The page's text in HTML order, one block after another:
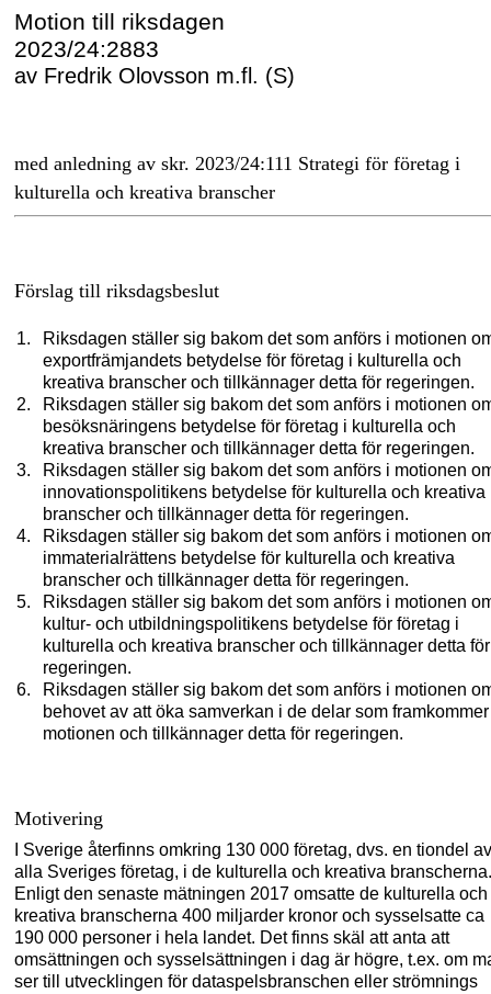
Motion till riksdagen
2023/24:2883
av Fredrik Olovsson m.fl. (S)
med anledning av skr. 2023/24:111 Strategi för företag i
kulturella och kreativa branscher
Förslag till riksdagsbeslut
Riksdagen ställer sig bakom det som anförs i motionen
exportfrämjandets betydelse för företag i kulturella och
kreativa branscher och tillkännager detta för regeringen.
Riksdagen ställer sig bakom det som anförs i motionen
besöksnäringens betydelse för företag i kulturella och
kreativa branscher och tillkännager detta för regeringen.
Riksdagen ställer sig bakom det som anförs i motionen
innovationspolitikens betydelse för kulturella och kreativa
branscher och tillkännager detta för regeringen.
Riksdagen ställer sig bakom det som anförs i motionen
immaterialrättens betydelse för kulturella och kreativa
branscher och tillkännager detta för regeringen.
Riksdagen ställer sig bakom det som anförs i motionen
kultur- och utbildningspolitikens betydelse för företag i
kulturella och kreativa branscher och tillkännager detta för
regeringen.
Riksdagen ställer sig bakom det som anförs i motionen
behovet av att öka samverkan i de delar som
motionen och tillkännager detta för regeringen.
Motivering
I Sverige återfinns omkring 130 000 företag, dvs. en tiondel av
alla Sveriges företag, i de kulturella och kreativa branscherna.
Enligt den senaste mätningen 2017 omsatte de kulturella och
kreativa branscherna 400 miljarder kronor och sysselsatte ca
190 000 personer i hela landet. Det finns skäl att anta att
omsättningen och sysselsättningen i dag är högre, t.ex. om
ser till utvecklingen för dataspelsbranschen eller strömnings